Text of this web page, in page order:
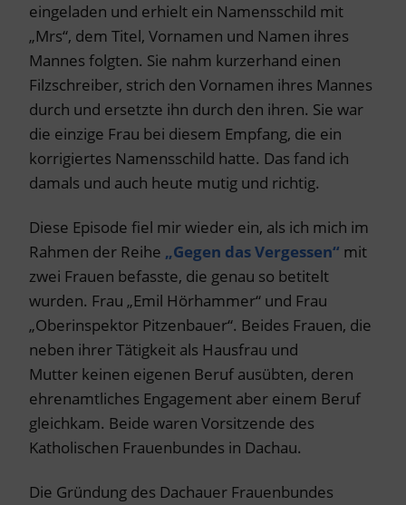
eingeladen und erhielt ein Namensschild mit
„Mrs“, dem Titel, Vornamen und Namen ihres
Mannes folgten. Sie nahm kurzerhand einen
Filzschreiber, strich den Vornamen ihres Mannes
durch und ersetzte ihn durch den ihren. Sie war
die einzige Frau bei diesem Empfang, die ein
korrigiertes Namensschild hatte. Das fand ich
damals und auch heute mutig und richtig.
Diese Episode fiel mir wieder ein, als ich mich im
Rahmen der Reihe „Gegen das Vergessen“ mit
zwei Frauen befasste, die genau so betitelt
wurden. Frau „Emil Hörhammer“ und Frau
„Oberinspektor Pitzenbauer“. Beides Frauen, die
neben ihrer Tätigkeit als Hausfrau und
Mutter keinen eigenen Beruf ausübten, deren
ehrenamtliches Engagement aber einem Beruf
gleichkam. Beide waren Vorsitzende des
Katholischen Frauenbundes in Dachau.
Die Gründung des Dachauer Frauenbundes